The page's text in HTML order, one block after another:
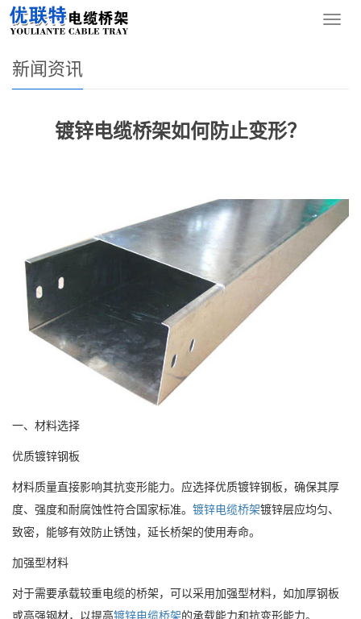
导
您的位置： 网站首页
新闻资讯
镀锌电缆桥架如何防止变形？
一、材料选择
优质镀锌钢板
材料质量直接影响其抗变形能力。应选择优质镀锌钢板，确保其厚
度、强度和耐腐蚀性符合国家标准。 镀锌电缆桥架镀锌层应均匀、
致密，能够有效防止锈蚀，延长桥架的使用寿命。
加强型材料
对于需要承载较重电缆的桥架，可以采用加强型材料，如加厚钢板
或高强钢材，以提高镀锌电缆桥架的承载能力和抗变形能力。